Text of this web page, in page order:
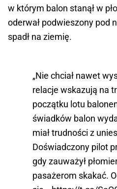
w którym balon stanął w
oderwał podwieszony pod
spadł na ziemię.
„Nie chciał nawet
relacje wskazują na
początku lotu
świadków balon
miał trudności z
Doświadczony pilot
gdy zauważył
pasażerom skakać.